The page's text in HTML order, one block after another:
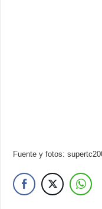
Fuente y fotos: